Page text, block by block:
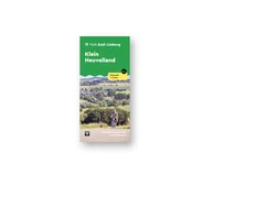
Streekpakketten
Kerstpakketten
Ansichtkaarten